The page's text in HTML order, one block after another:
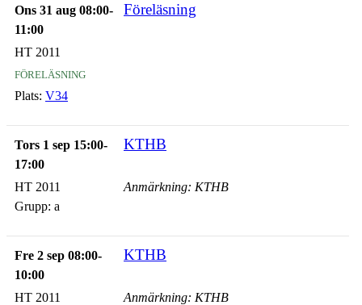
Ons 31 aug 08:00-
11:00
Föreläsning
HT 2011
föreläsning
Plats: V34
Tors 1 sep 15:00-
17:00
KTHB
HT 2011
Grupp: a
Anmärkning: KTHB
Fre 2 sep 08:00-
10:00
KTHB
HT 2011
Anmärkning: KTHB